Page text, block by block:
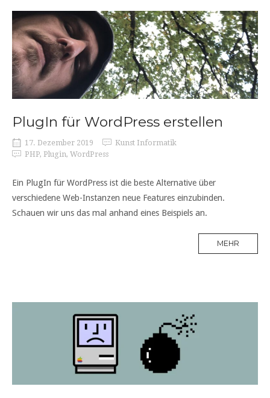
PlugIn für WordPress erstellen
17. Dezember 2019
Kunst Informatik
PHP, Plugin, WordPress
Ein PlugIn für WordPress ist die beste Alternative über
verschiedene Web-Instanzen neue Features einzubinden.
Schauen wir uns das mal anhand eines Beispiels an.
MEHR